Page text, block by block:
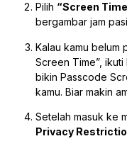
Pilih “Screen
bergambar jam
Kalau kamu belum
Screen Time”,
bikin Passcode
kamu. Biar makin
Setelah masuk ke
Privacy